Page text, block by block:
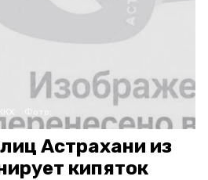
Астрахани из
кипяток